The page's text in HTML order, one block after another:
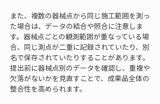
また、複数の器械点から同じ施工範囲を測っ
た場合は、データの結合や照合に注意しま
す。器械点ごとの観測範囲が重なっている場
合、同じ測点が二重に記録されていたり、別
名で保存されていたりすることがあります。
提出前に器械点別のデータを確認し、重複や
欠落がないかを見直すことで、成果品全体の
整合性を高められます。